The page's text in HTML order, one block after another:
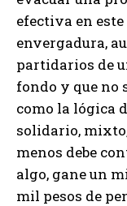
efectiva en este
envergadura,
partidarios de
fondo y que
como la lógica
solidario,
menos debe
algo, gane un
mil pesos de